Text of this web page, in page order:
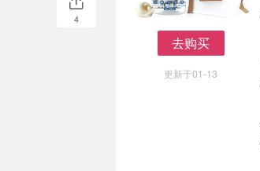
去购买
更新于01-13
4